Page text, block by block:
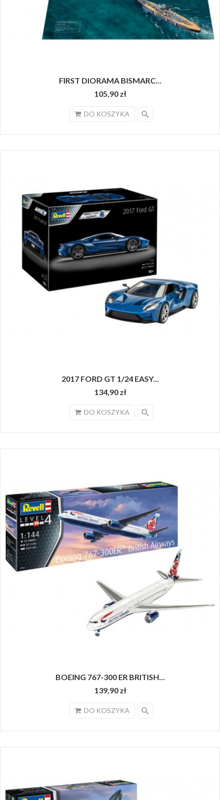
FIRST DIORAMA BISMARC...
105,90 zł
DO KOSZYKA search
2017 FORD GT 1/24 EASY...
134,90 zł
DO KOSZYKA search
BOEING 767-300 ER BRITISH...
139,90 zł
DO KOSZYKA search